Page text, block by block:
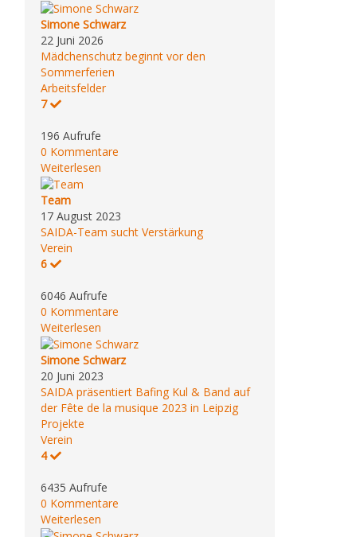
Simone Schwarz
22 Juni 2026
Mädchenschutz beginnt vor den
Sommerferien
Arbeitsfelder
7
196 Aufrufe
0 Kommentare
Weiterlesen
Team
17 August 2023
SAIDA-Team sucht Verstärkung
Verein
6
6046 Aufrufe
0 Kommentare
Weiterlesen
Simone Schwarz
20 Juni 2023
SAIDA präsentiert Bafing Kul & Band auf
der Fête de la musique 2023 in Leipzig
Projekte
Verein
4
6435 Aufrufe
0 Kommentare
Weiterlesen